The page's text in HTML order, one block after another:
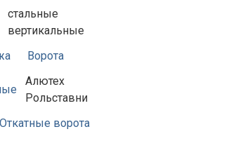
Ворота
стальные
вертикальные
Алютех
Откатные ворота
Рольставни